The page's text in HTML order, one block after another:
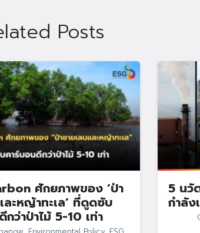
Posts
ศักยภาพของ ‘ป่า
ละหญ้าทะเล’ ที่ดูดซับ
กว่าป่าไม้ 5-10 เท่า
5 นวั
กำลัง